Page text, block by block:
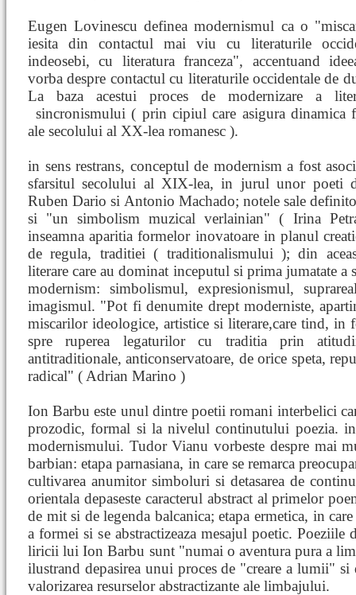
Eugen Lovinescu definea modernismul ca o
iesita din contactul mai viu cu literaturile
indeosebi, cu literatura franceza", accentuand
vorba despre contactul cu literaturile occidentale de
La baza acestui proces de modernizare a
sincronismului ( prin cipiul care asigura dinamica
ale secolului al XX-lea romanesc ).
in sens restrans, conceptul de modernism a fost
sfarsitul secolului al XIX-lea, in jurul unor poeti
Ruben Dario si Antonio Machado; notele sale
si "un simbolism muzical verlainian" ( Irina
inseamna aparitia formelor inovatoare in planul
de regula, traditiei ( traditionalismului ); din
literare care au dominat inceputul si prima jumatate
modernism: simbolismul, expresionismul,
imagismul. "Pot fi denumite drept moderniste,
miscarilor ideologice, artistice si literare,care tind, in
spre ruperea legaturilor cu traditia prin
antitraditionale, anticonservatoare, de orice speta,
radical" ( Adrian Marino )
Ion Barbu este unul dintre poetii romani interbelici
prozodic, formal si la nivelul continutului poezia.
modernismului. Tudor Vianu vorbeste despre mai
barbian: etapa parnasiana, in care se remarca
cultivarea anumitor simboluri si detasarea de
orientala depaseste caracterul abstract al primelor
de mit si de legenda balcanica; etapa ermetica, in
a formei si se abstractizeaza mesajul poetic. Poeziile
liricii lui Ion Barbu sunt "numai o aventura pura a
ilustrand depasirea unui proces de "creare a lumii"
valorizarea resurselor abstractizante ale limbajului.